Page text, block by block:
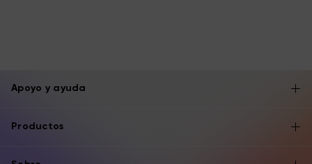
Apoyo y ayuda
Productos